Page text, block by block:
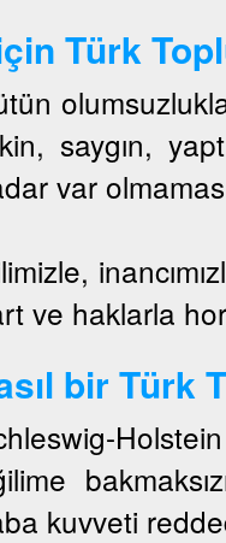
Türk
saygın,
var
ve haklarla
bir Türk
kuvveti